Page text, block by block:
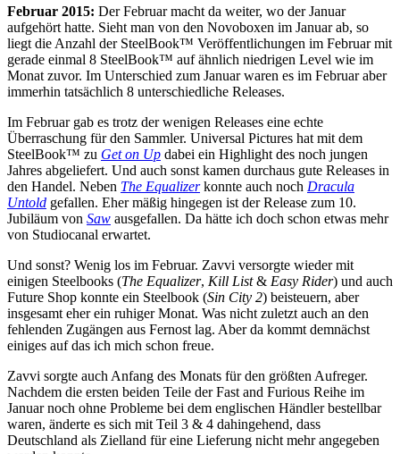
Februar 2015: Der Februar macht da weiter, wo der Januar
aufgehört hatte. Sieht man von den Novoboxen im Januar ab, so
liegt die Anzahl der SteelBook™ Veröffentlichungen im Februar mit
gerade einmal 8 SteelBook™ auf ähnlich niedrigen Level wie im
Monat zuvor. Im Unterschied zum Januar waren es im Februar aber
immerhin tatsächlich 8 unterschiedliche Releases.
Im Februar gab es trotz der wenigen Releases eine echte
Überraschung für den Sammler. Universal Pictures hat mit dem
SteelBook™ zu Get on Up dabei ein Highlight des noch jungen
Jahres abgeliefert. Und auch sonst kamen durchaus gute Releases in
den Handel. Neben The Equalizerkonnte auch noch Dracula
Untold gefallen. Eher mäßig hingegen ist der Release zum 10.
Jubiläum von Saw ausgefallen. Da hätte ich doch schon etwas mehr
von Studiocanal erwartet.
Und sonst? Wenig los im Februar. Zavvi versorgte wieder mit
einigen Steelbooks (The Equalizer, Kill List& Easy Rider) und auch
Future Shop konnte ein Steelbook (Sin City 2) beisteuern, aber
insgesamt eher ein ruhiger Monat. Was nicht zuletzt auch an den
fehlenden Zugängen aus Fernost lag. Aber da kommt demnächst
einiges auf das ich mich schon freue.
Zavvi sorgte auch Anfang des Monats für den größten Aufreger.
Nachdem die ersten beiden Teile der Fast and Furious Reihe im
Januar noch ohne Probleme bei dem englischen Händler bestellbar
waren, änderte es sich mit Teil 3 & 4 dahingehend, dass
Deutschland als Zielland für eine Lieferung nicht mehr angegeben